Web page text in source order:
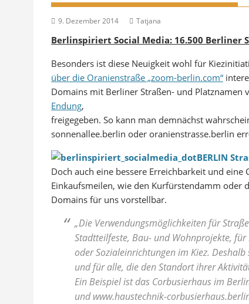
9. Dezember 2014 Tatjana
Berlinspiriert Social Media: 16.500 Berliner
Besonders ist diese Neuigkeit wohl für
über die Oranienstraße „zoom-berlin.com“
Domains mit Berliner Straßen- und Platznamen
Endung,
freigegeben. So kann man demnächst
sonnenallee.berlin oder oranienstrasse.berlin
Doch auch eine bessere Erreichbarkeit und
Einkaufsmeilen, wie den Kurfürstendamm oder
Domains für uns vorstellbar.
„Die Verwendungsmöglichkeiten für
Stadtteilfeste, Bau- und Wohnprojekte,
oder Sozialeinrichtungen im Kiez.
und für alle, die den Standort ihrer
Ein Beispiel ist das Corbusierhaus im
und www.haustechnik-